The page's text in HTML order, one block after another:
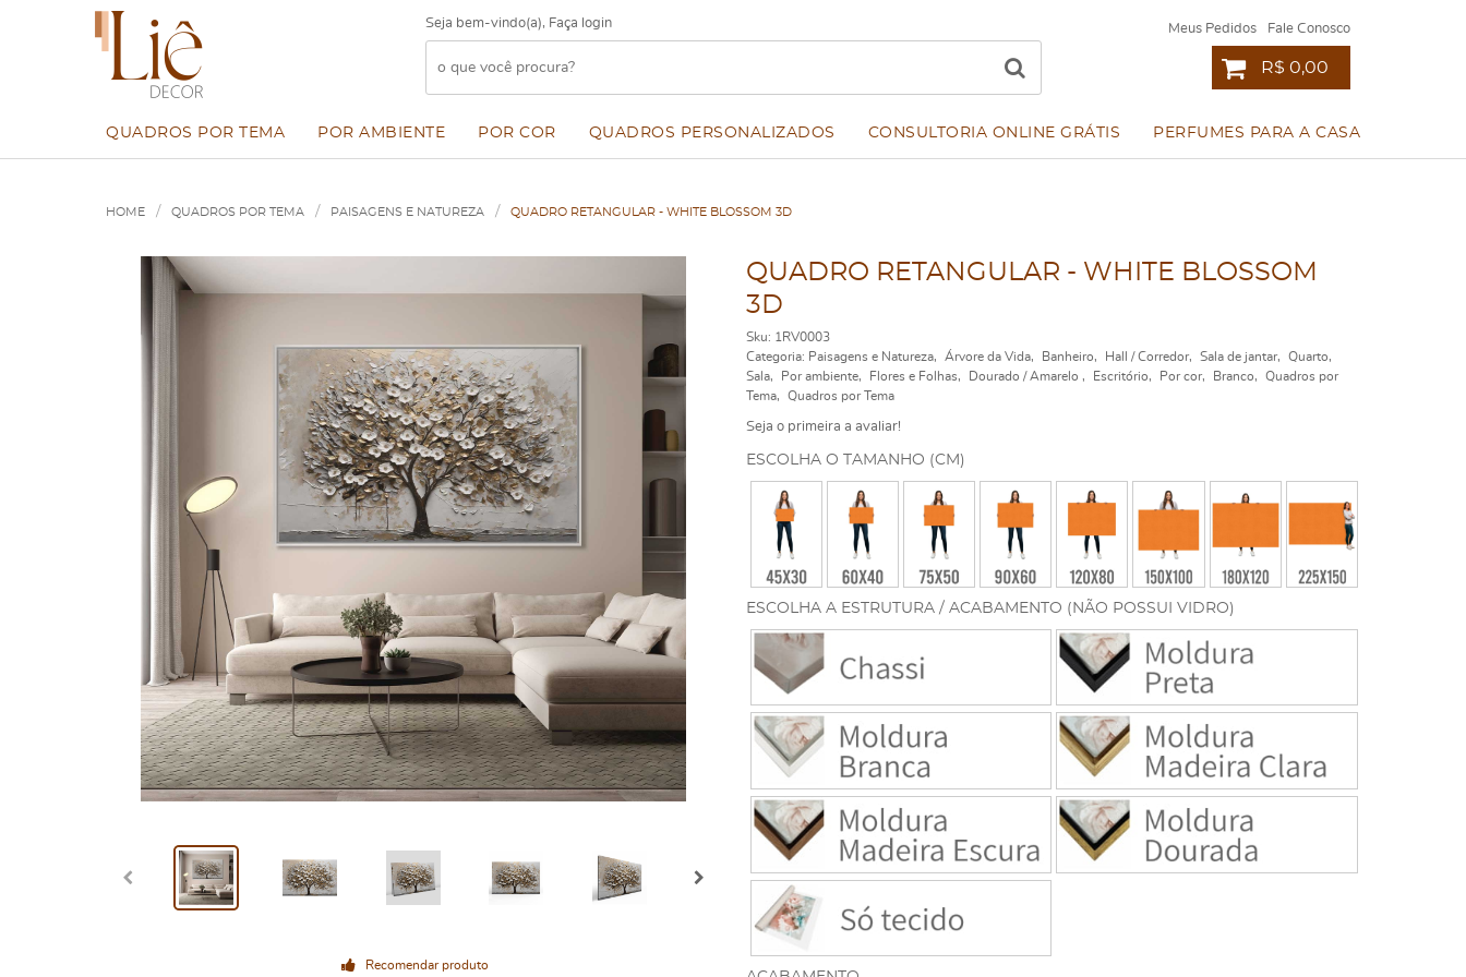
Seja bem-vindo(a), Faça login Meus Pedidos Fale Conosco
R$ 0,00
QUADROS POR TEMA POR AMBIENTE POR COR QUADROS PERSONALIZADOS CONSULTORIA ONLINE GRÁTIS PERFUMES PARA A CASA
HOME QUADROS POR TEMA PAISAGENS E NATUREZA QUADRO RETANGULAR - WHITE BLOSSOM 3D
Recomendar produto
QUADRO RETANGULAR - WHITE BLOSSOM
3D
Sku: 1RV0003
Categoria: Paisagens e Natureza Árvore da Vida Banheiro Hall / Corredor Sala de jantar
Quarto
Sala
Por ambiente Flores e Folhas Dourado / Amarelo Escritório Por cor Branco
Quadros por
Tema
Quadros por Tema
Seja o primeira a avaliar!
ESCOLHA A ESTRUTURA / ACABAMENTO (NÃO POSSUI VIDRO)
ESCOLHA O TAMANHO (CM)